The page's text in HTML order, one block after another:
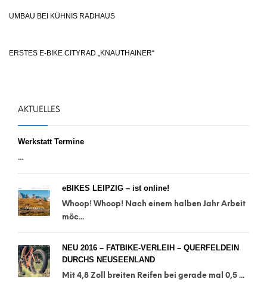
UMBAU BEI KÜHNIS RADHAUS
ERSTES E-BIKE CITYRAD „KNAUTHAINER“
AKTUELLES
Werkstatt Termine
...
eBIKES LEIPZIG – ist online!
Whoop! Whoop! Nach einem halben Jahr Arbeit
möc...
NEU 2016 – FATBIKE-VERLEIH – QUERFELDEIN
DURCHS NEUSEENLAND
Mit 4,8 Zoll breiten Reifen bei gerade mal 0,5 ...